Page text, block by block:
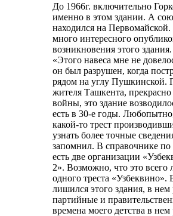
До 1966г. включительно
именно в этом здании. А
находился на
много интересного
возникновения этого
«Этого навеса мне не
он был разрушен, когда
рядом на углу Пушкинской.
жителя Ташкента, прекрасно
войны, это здание
есть в 30-е годы.
какой-то трест
узнать более точные
запомнил. В справочнике
есть две организации
2». Возможно, что это всего
одного треста
лишился этого здания, в нем
партийные и
времена моего детства в